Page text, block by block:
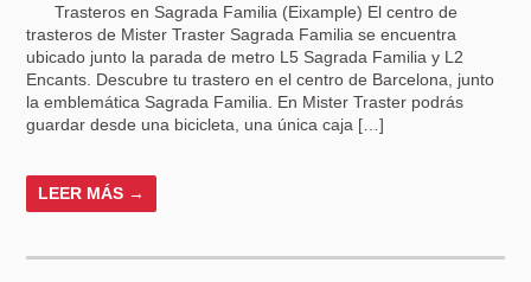
Trasteros en Sagrada Familia (Eixample) El centro de
trasteros de Mister Traster Sagrada Familia se encuentra
ubicado junto la parada de metro L5 Sagrada Familia y L2
Encants. Descubre tu trastero en el centro de Barcelona, junto
la emblemática Sagrada Familia. En Mister Traster podrás
guardar desde una bicicleta, una única caja […]
LEER MÁS →